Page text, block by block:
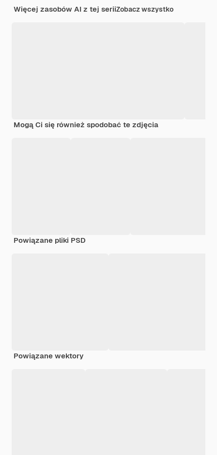
Więcej zasobów AI z tej seriiZobacz wszystko
Mogą Ci się również spodobać te zdjęcia
Powiązane pliki PSD
Powiązane wektory